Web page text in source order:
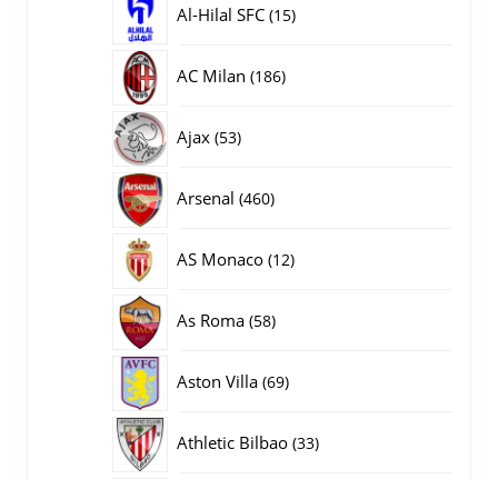
Al-Hilal SFC 1515
AC Milan 186186
Ajax 5353
Arsenal 460460
AS Monaco 1212
As Roma 5858
Aston Villa 6969
Athletic Bilbao 3333